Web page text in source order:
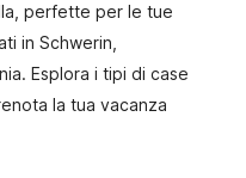
perfette per le tue
in Schwerin,
Esplora i tipi di case
la tua vacanza